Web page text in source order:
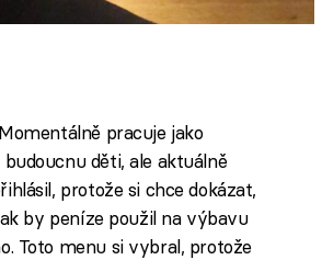
pracuje jako
děti, ale aktuálně
protože si chce dokázat,
by peníze použil na výbavu
Toto menu si vybral, protože